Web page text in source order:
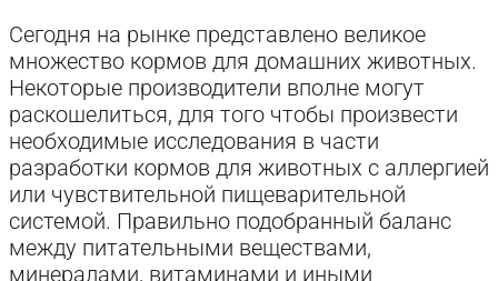
Сегодня на рынке представлено великое
множество кормов для домашних животных.
Некоторые производители вполне могут
раскошелиться, для того чтобы произвести
необходимые исследования в части
разработки кормов для животных с аллергией
или чувствительной пищеварительной
системой. Правильно подобранный баланс
между питательными веществами,
минералами, витаминами и иными